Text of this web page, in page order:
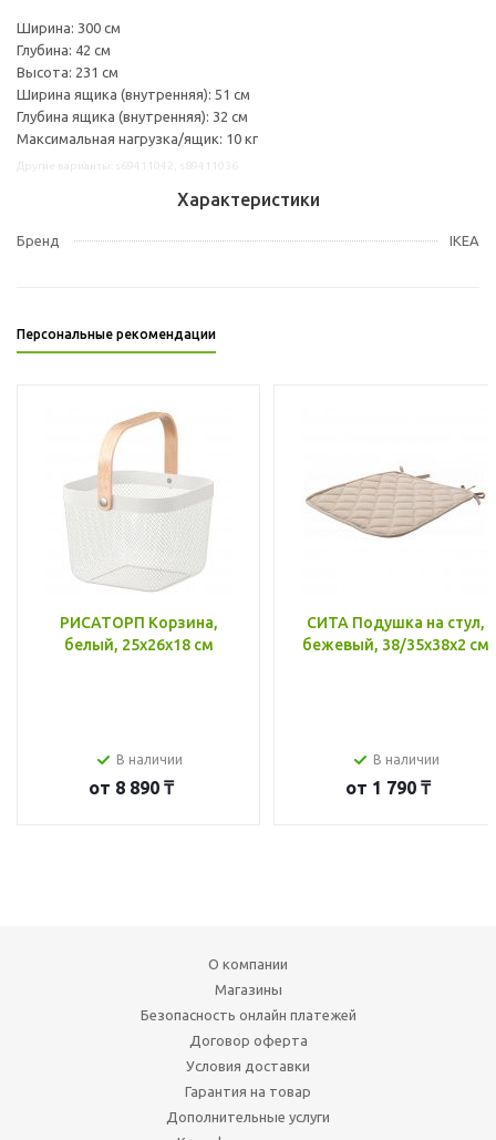
Ширина: 300 см
Глубина: 42 см
Высота: 231 см
Ширина ящика (внутренняя): 51 см
Глубина ящика (внутренняя): 32 см
Максимальная нагрузка/ящик: 10 кг
Характеристики
Бренд IKEA
Персональные рекомендации
РИСАТОРП Корзина,
белый, 25x26x18 см
В наличии
от 8 890 ₸
СИТА Подушка на стул,
бежевый, 38/35x38x2 см
В наличии
от 1 790 ₸
О компании
Магазины
Безопасность онлайн платежей
Договор оферта
Условия доставки
Гарантия на товар
Дополнительные услуги